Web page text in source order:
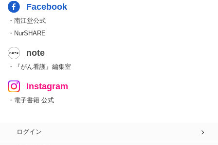
Facebook
・南江堂公式
・NurSHARE
note
・『がん看護』編集室
Instagram
・電子書籍 公式
ログイン